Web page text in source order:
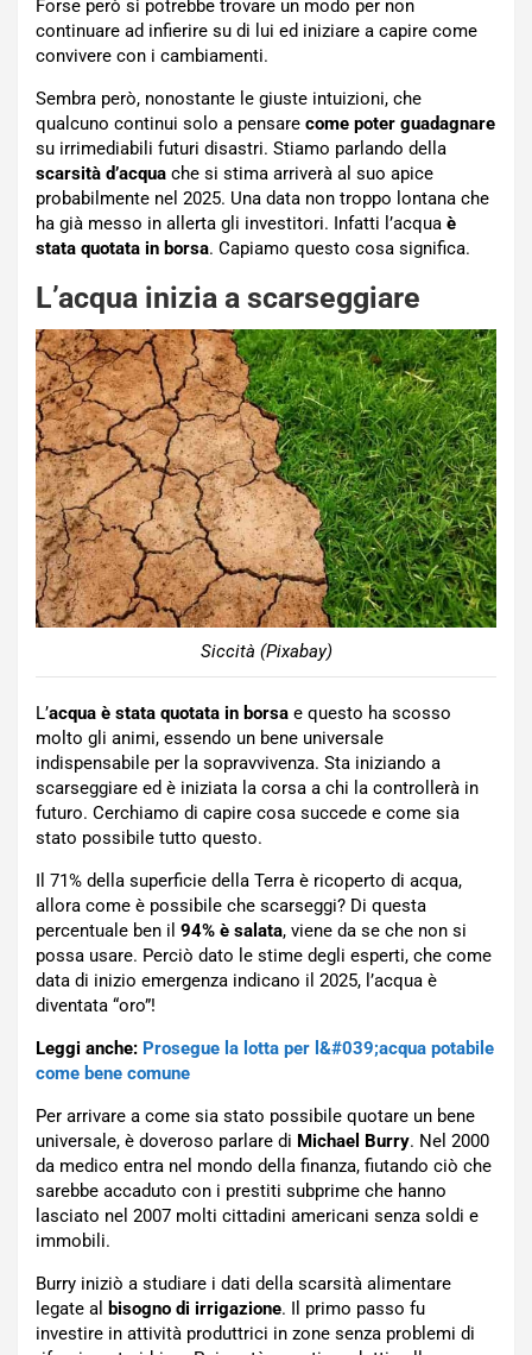
Forse però si potrebbe trovare un modo per non
continuare ad infierire su di lui ed iniziare a capire come
convivere con i cambiamenti.
Sembra però, nonostante le giuste intuizioni, che
qualcuno continui solo a pensare come poter guadagnare
su irrimediabili futuri disastri. Stiamo parlando della
scarsità d’acqua che si stima arriverà al suo apice
probabilmente nel 2025. Una data non troppo lontana che
ha già messo in allerta gli investitori. Infatti l’acqua è
stata quotata in borsa. Capiamo questo cosa significa.
L’acqua inizia a scarseggiare
Siccità (Pixabay)
L’acqua è stata quotata in borsa e questo ha scosso
molto gli animi, essendo un bene universale
indispensabile per la sopravvivenza. Sta iniziando a
scarseggiare ed è iniziata la corsa a chi la controllerà in
futuro. Cerchiamo di capire cosa succede e come sia
stato possibile tutto questo.
Il 71% della superficie della Terra è ricoperto di acqua,
allora come è possibile che scarseggi? Di questa
percentuale ben il 94% è salata, viene da se che non si
possa usare. Perciò dato le stime degli esperti, che come
data di inizio emergenza indicano il 2025, l’acqua è
diventata “oro”!
Leggi anche: Prosegue la lotta per l&#039;acqua potabile
come bene comune
Per arrivare a come sia stato possibile quotare un bene
universale, è doveroso parlare di Michael Burry. Nel 2000
da medico entra nel mondo della finanza, fiutando ciò che
sarebbe accaduto con i prestiti subprime che hanno
lasciato nel 2007 molti cittadini americani senza soldi e
immobili.
Burry iniziò a studiare i dati della scarsità alimentare
legate al bisogno di irrigazione. Il primo passo fu
investire in attività produttrici in zone senza problemi di